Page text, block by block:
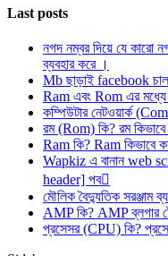
Last posts
নগদ নম্বর দিয়ে যে কারো
ব্যবহার করে ।
Mb ছাড়াই facebook
Ram এবং Rom এর মধ্যে
কম্পিউটার নেটওয়ার্ক
রম (Rom) কি? রম
Ram কি? Ram কিভাবে
Wapkiz এ বানান web
header] পব
মৌলিক বৈদ্যুতিক সরঞ্জাম
AMP কি? AMP ব্লগার
প্রসেসর (CPU) কি?